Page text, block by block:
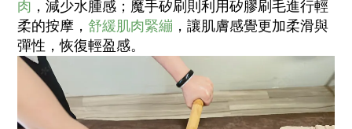
肉 ，減少水腫感；魔手矽刷則利用矽膠刷毛進行輕
柔的按摩， 舒緩肌肉緊繃 ，讓肌膚感覺更加柔滑與
彈性，恢復輕盈感。